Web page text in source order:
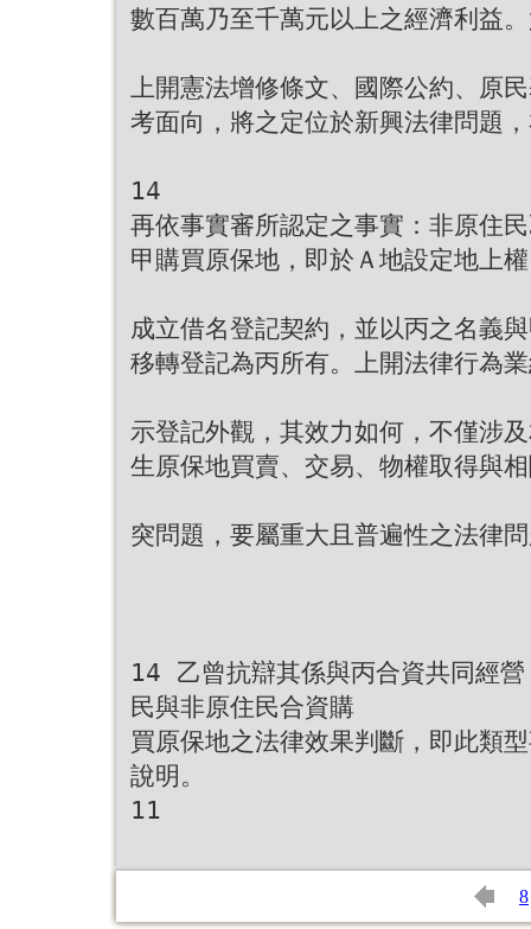
數百萬乃至千萬元以上之經濟利益
上開憲法增修條文、國際公約、原
考面向，將之定位於新興法律問題
14
再依事實審所認定之事實：非原住
甲購買原保地，即於Ａ地設定地上
成立借名登記契約，並以丙之名義
移轉登記為丙所有。上開法律行為
示登記外觀，其效力如何，不僅涉
生原保地買賣、交易、物權取得與
突問題，要屬重大且普遍性之法律
14 乙曾抗辯其係與丙合資共同經
民與非原住民合資購
買原保地之法律效果判斷，即此類
說明。
11
8